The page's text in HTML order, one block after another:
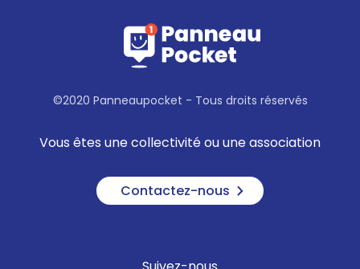
©2020 Panneaupocket - Tous droits réservés
Vous êtes une collectivité ou une association
Contactez-nous